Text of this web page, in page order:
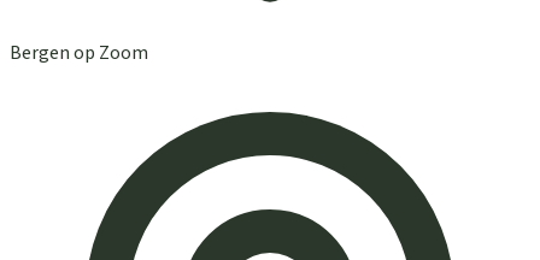
Bergen op Zoom